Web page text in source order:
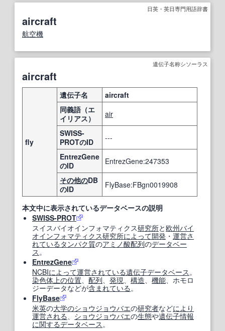
日英・英日専門用語辞書
aircraft
航空機
遺伝子名称シソーラス
aircraft
fly
遺伝子名
aircraft
同義語（エ
イリアス）
air
SWISS-
PROTのID
---
EntrezGene
のID
EntrezGene:247353
その他のDB
のID
FlyBase:FBgn0019908
本文中に表示されているデータベースの説明
SWISS-PROT
スイスバイオインフォマティクス研究所と欧州バイ
オインフォマティクス研究所によって開発 ・ 運営さ
れている タンパク質のアミノ酸配列のデータベー
ス。
EntrezGene
NCBIによって運営されている遺伝子データベース。
染色体上の位置、 配列、 発現、 構造、 機能、ホモロ
ジーデータなどが含まれている。
FlyBase
米英の大学のショウジョウバエの研究者などにより
運営される、 ショウジョウバエの生態や遺伝子情報
に関するデータベース。